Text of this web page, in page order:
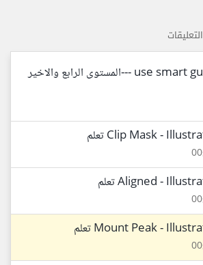
التعليقات
32.01 use smart guids ---المستوى الرابع والاخير